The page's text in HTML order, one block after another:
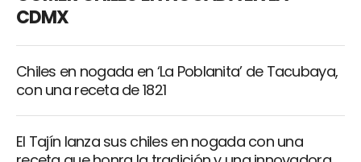
CDMX
Chiles en nogada en ‘La Poblanita’ de Tacubaya,
con una receta de 1821
El Tajín lanza sus chiles en nogada con una